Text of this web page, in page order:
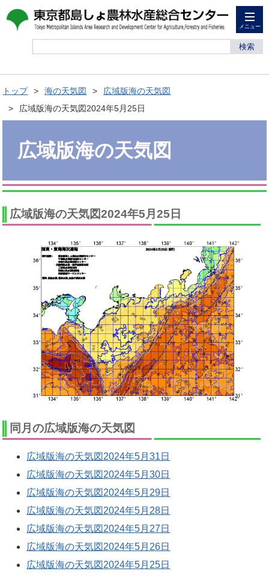
メニュー
検索
トップ 海の天気図
広域版海の天気図
広域版海の天気図2024年5月25日
広域版海の天気図
広域版海の天気図2024年5月25日
同月の広域版海の天気図
広域版海の天気図2024年5月31日
広域版海の天気図2024年5月30日
広域版海の天気図2024年5月29日
広域版海の天気図2024年5月28日
広域版海の天気図2024年5月27日
広域版海の天気図2024年5月26日
広域版海の天気図2024年5月25日